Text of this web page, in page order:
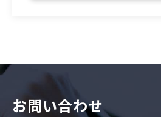
お問い合わせ